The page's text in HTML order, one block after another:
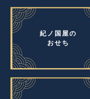
紀ノ国屋の
おせち